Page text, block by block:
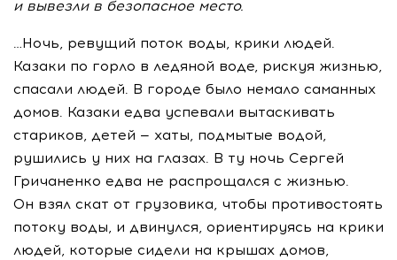
и вывезли в безопасное место.
…Ночь, ревущий поток воды, крики людей.
Казаки по горло в ледяной воде, рискуя жизнью,
спасали людей. В городе было немало саманных
домов. Казаки едва успевали вытаскивать
стариков, детей — хаты, подмытые водой,
рушились у них на глазах. В ту ночь Сергей
Гричаненко едва не распрощался с жизнью.
Он взял скат от грузовика, чтобы противостоять
потоку воды, и двинулся, ориентируясь на крики
людей, которые сидели на крышах домов,